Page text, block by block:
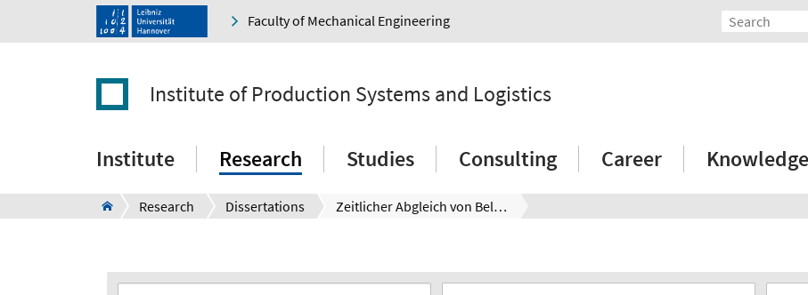
Faculty of Mechanical Engineering
Institute of Production Systems and Logistics
Institute Research Studies Consulting Career
Research Dissertations Zeitlicher Abgleich von Belastungsschwankungen bei der belastungsorientierten Fertigungssteuerung